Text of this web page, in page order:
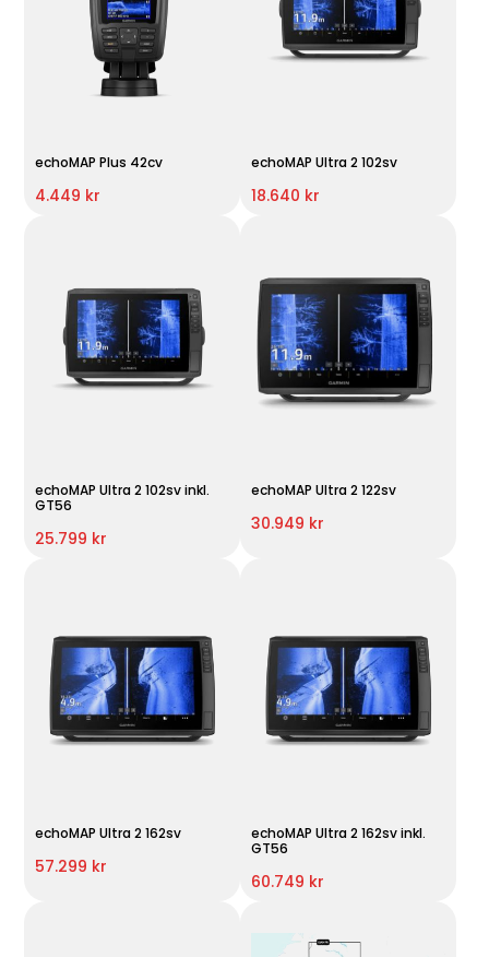
echoMAP Plus 42cv
4.449 kr
echoMAP Ultra 2 102sv
18.640 kr
echoMAP Ultra 2 102sv inkl.
GT56
25.799 kr
echoMAP Ultra 2 122sv
30.949 kr
echoMAP Ultra 2 162sv
57.299 kr
echoMAP Ultra 2 162sv inkl.
GT56
60.749 kr